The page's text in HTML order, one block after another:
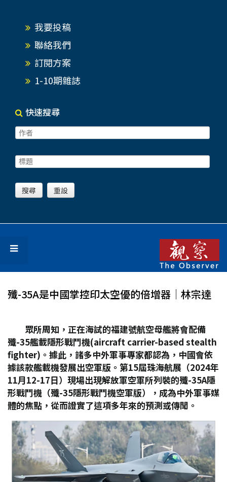
我要投稿
聯絡我們
訂閱方案
1-10期雜誌
快速搜尋
殲-35A是中國掌控印太空優的倍增器│林宗達
眾所周知，正在海試的福建號航空母艦將會配備
殲-35艦載隱形戰鬥機(aircraft carrier-based stealth
fighter) 。據此，諸多中外軍事專家都認為，中國會依
據該款艦載機發展出空軍版。第15屆珠海航展（2024年
11月12-17日）現場出現解放軍空軍所列裝的殲-35A隱
形戰鬥機（殲-35隱形戰鬥機空軍版），成為中外軍事媒
體的焦點，從而證實了這項多年來的預測或傳聞。